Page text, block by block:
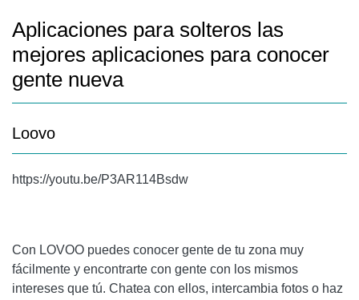
Aplicaciones para solteros las
mejores aplicaciones para conocer
gente nueva
Loovo
https://youtu.be/P3AR114Bsdw
Con LOVOO puedes conocer gente de tu zona muy
fácilmente y encontrarte con gente con los mismos
intereses que tú. Chatea con ellos, intercambia fotos o haz